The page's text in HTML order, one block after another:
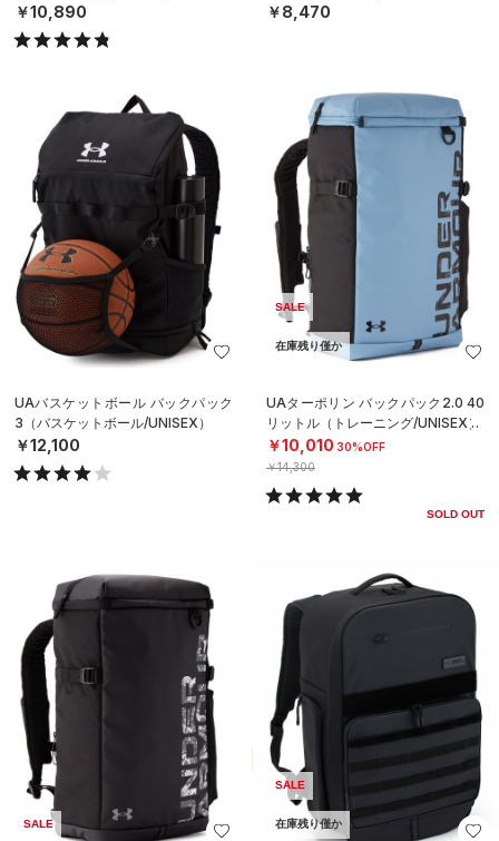
￥10,890 ￥8,470
UAバスケットボール バックパック
3（バスケットボール/UNISEX）
￥12,100
SALE
在庫残り僅か
UAターポリン バックパック2.0 40
リットル（トレーニング/UNISEX）
￥10,010 30%OFF
￥14,300
SOLD OUT
SALE
SALE
在庫残り僅か